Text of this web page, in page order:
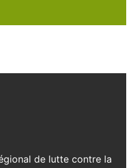
de lutte contre la